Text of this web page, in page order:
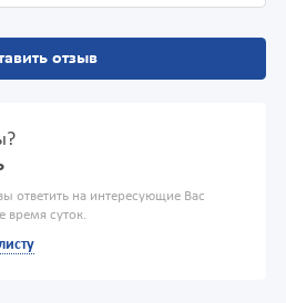
отзыв
ответить на интересующие Вас
время суток.